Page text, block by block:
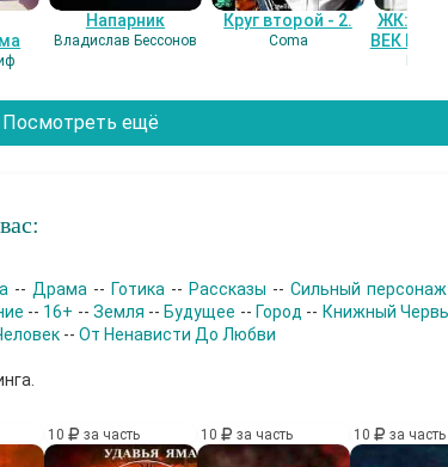
Напарник
Владислав Бессонов
Круг второй - 2.
Coma
ЖК:
ВЕК
Посмотреть ещё
-- Драма -- Готика -- Рассказы -- Сильный персонаж
-- 16+ -- Земля -- Будущее -- Город -- Книжный Червь
-- От Ненависти До Любви
10 за часть 10 за часть 10 за часть